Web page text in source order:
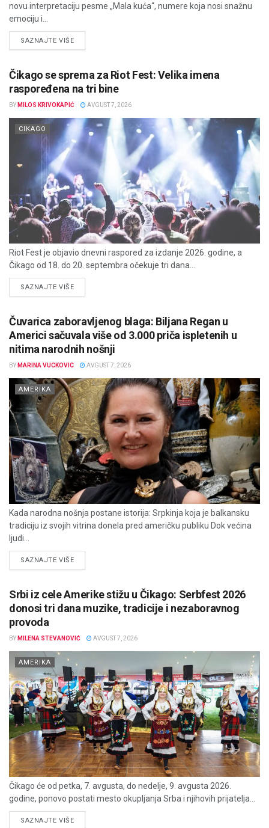
novu interpretaciju pesme „Mala kuća“, numere koja nosi snažnu
emociju i...
SAZNAJTE VIŠEDETAILS
Čikago se sprema za Riot Fest: Velika imena
raspoređena na tri bine
BY MILOS KRIVOKAPIĆ AVGUST 7, 2026
CIKAGO
Riot Fest je objavio dnevni raspored za izdanje 2026. godine, a
Čikago od 18. do 20. septembra očekuje tri dana...
SAZNAJTE VIŠEDETAILS
Čuvarica zaboravljenog blaga: Biljana Regan u
Americi sačuvala više od 3.000 priča ispletenih u
nitima narodnih nošnji
BY MARINA VUCKOVIC AVGUST 7, 2026
AMERIKA
Kada narodna nošnja postane istorija: Srpkinja koja je balkansku
tradiciju iz svojih vitrina donela pred američku publiku Dok većina
ljudi...
SAZNAJTE VIŠEDETAILS
Srbi iz cele Amerike stižu u Čikago: Serbfest 2026
donosi tri dana muzike, tradicije i nezaboravnog
provoda
BY MILENA STEVANOVIĆ AVGUST 7, 2026
AMERIKA
Čikago će od petka, 7. avgusta, do nedelje, 9. avgusta 2026.
godine, ponovo postati mesto okupljanja Srba i njihovih prijatelja...
SAZNAJTE VIŠEDETAILS